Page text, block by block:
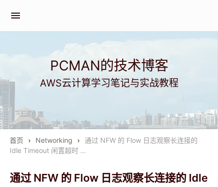
menu
PCMAN的技术博客
AWS云计算学习笔记与实战教程
首页 › Networking ›
通过 NFW 的 Flow 日志观察长连接的
Idle Timeout 闲置超时 …
通过 NFW 的 Flow 日志观察长连接的 Idle